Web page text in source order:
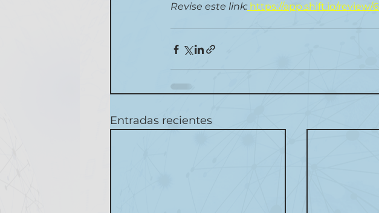
Revise este link: https://app.shift.io/review/
Entradas recientes